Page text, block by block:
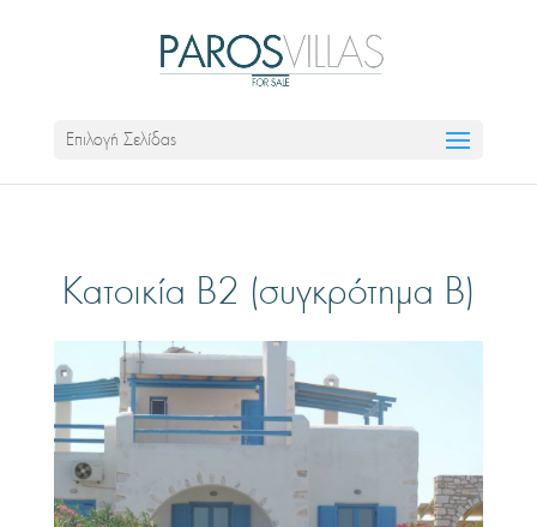
Επιλογή Σελίδας
Κατοικία B2 (συγκρότημα Β)